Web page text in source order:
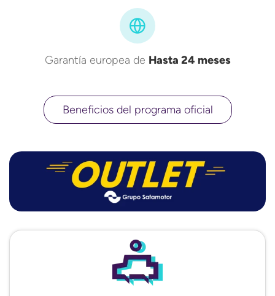
Garantía europea de Hasta 24 meses
Beneficios del programa oficial